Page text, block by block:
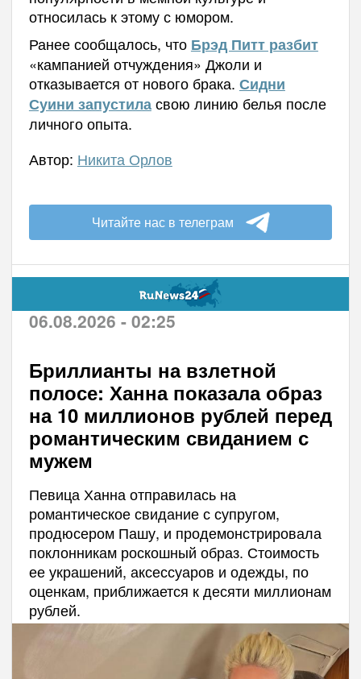
относилась к этому с юмором.
Ранее сообщалось, что Брэд Питт разбит
«кампанией отчуждения» Джоли и
отказывается от нового брака. Сидни
Суини запустиласвою линию белья после
личного опыта.
Автор: Никита Орлов
Читайте нас в телеграм
06.08.2026 - 02:25
Бриллианты на взлетной
полосе: Ханна показала образ
на 10 миллионов рублей перед
романтическим свиданием с
мужем
Певица Ханна отправилась на
романтическое свидание с супругом,
продюсером Пашу, и продемонстрировала
поклонникам роскошный образ. Стоимость
ее украшений, аксессуаров и одежды, по
оценкам, приближается к десяти миллионам
рублей.